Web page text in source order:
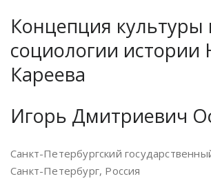
Концепция культуры
социологии истории
Кареева
Игорь Дмитриевич
Санкт-Петербургский
Санкт-Петербург, Россия